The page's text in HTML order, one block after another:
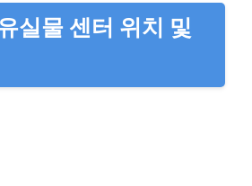
실물 센터 위치 및